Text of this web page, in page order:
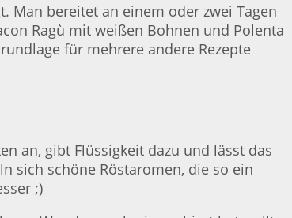
Man bereitet an einem oder zwei Tagen
Ragù mit weißen Bohnen und Polenta
für mehrere andere Rezepte
an, gibt Flüssigkeit dazu und lässt das
sich schöne Röstaromen, die so ein
;)